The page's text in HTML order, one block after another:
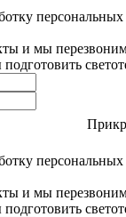
и мы
и мы